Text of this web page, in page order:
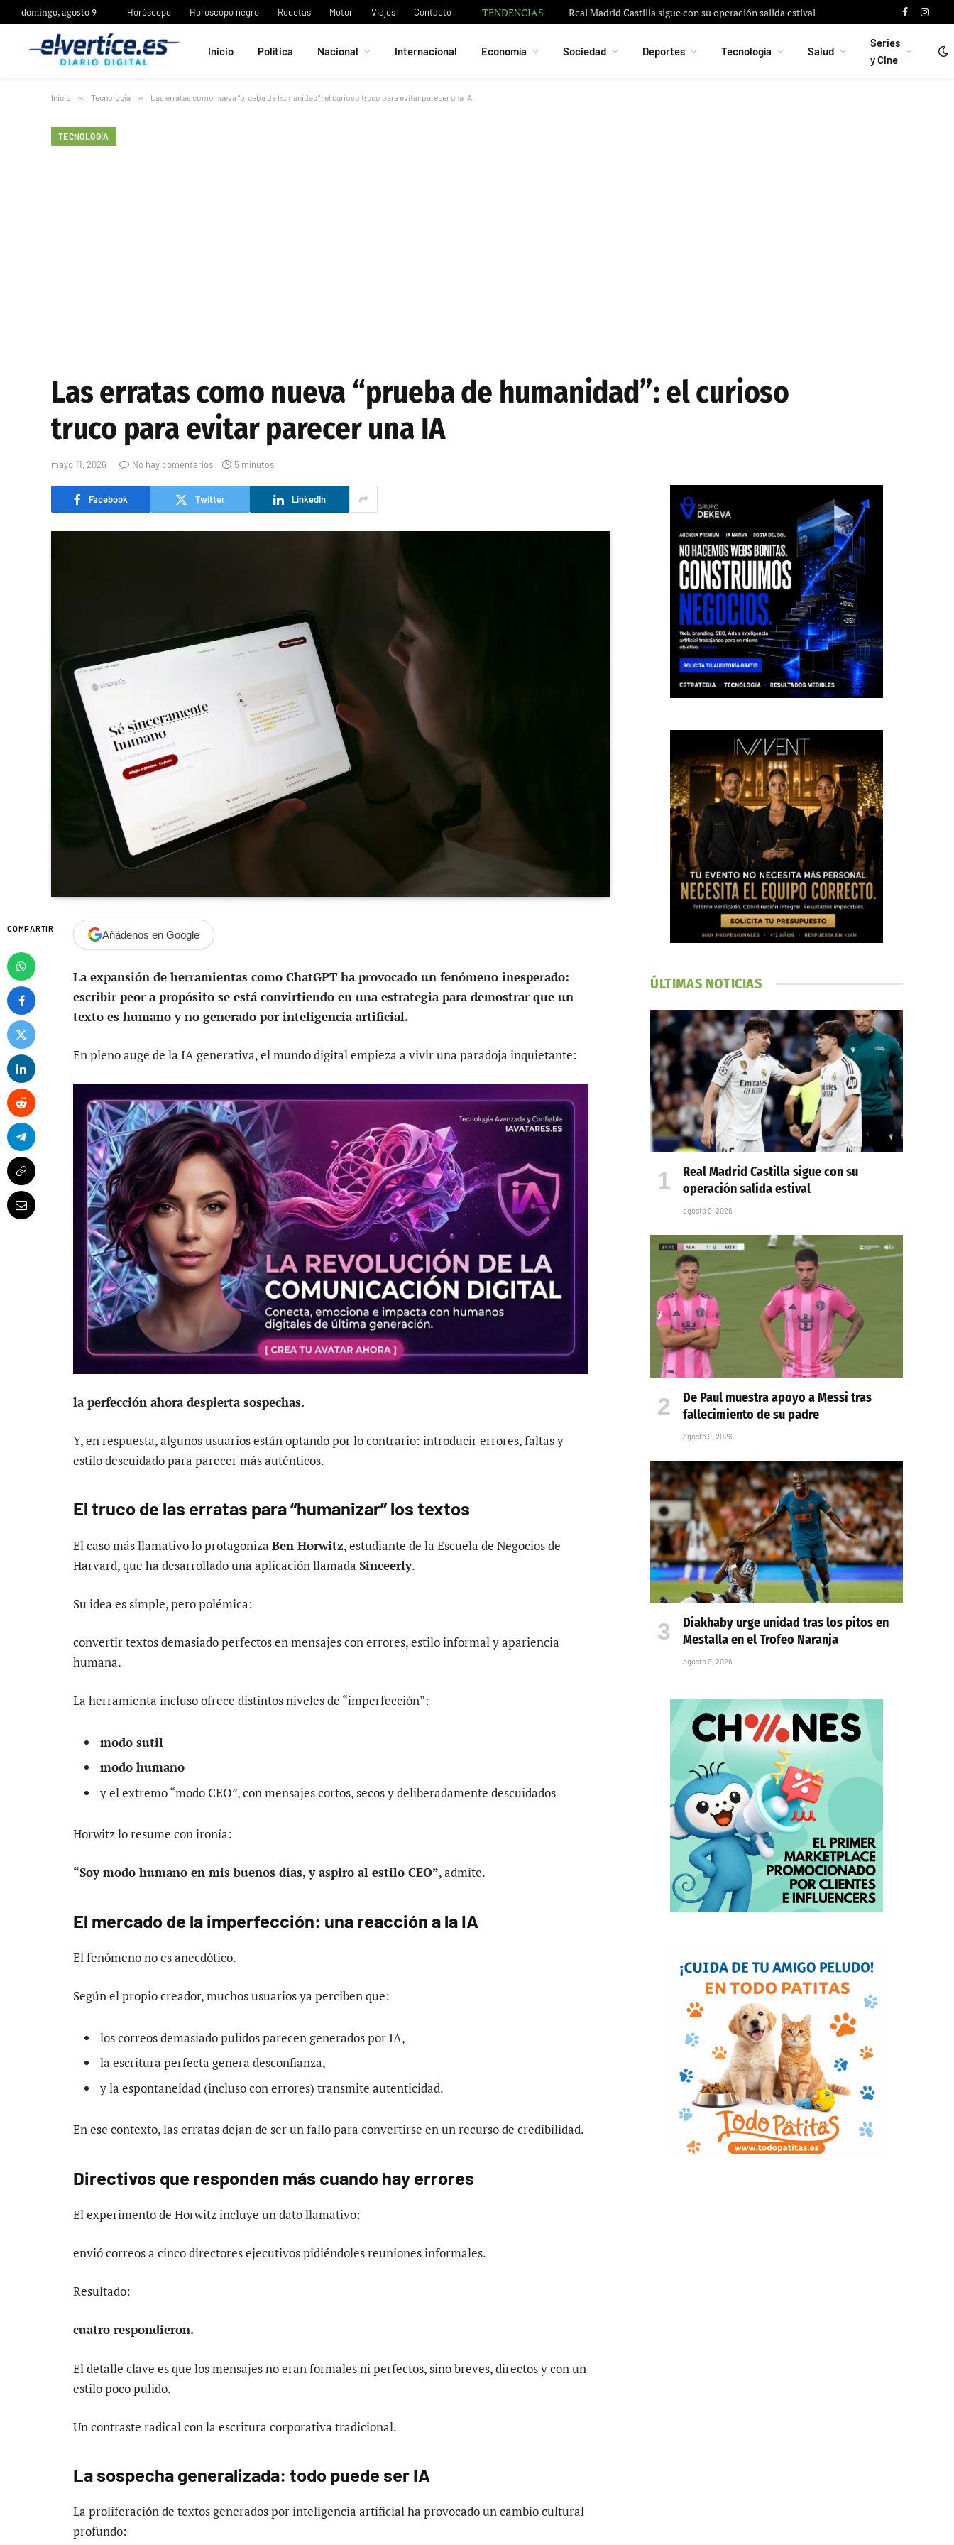
domingo, agosto 9 Horóscopo Horóscopo negro Recetas Motor Viajes Contacto TENDENCIAS De Paul muestra apoyo a Messi tras fallecimiento de su padre Facebook
Inicio Política Nacional Internacional Economía Sociedad Deportes Tecnología Salud
Series
y Cine
Inicio » Tecnología » Las erratas como nueva “prueba de humanidad”: el curioso truco para evitar parecer una IA
TECNOLOGÍA
Las erratas como nueva “prueba de humanidad”: el curioso
truco para evitar parecer una IA
mayo 11, 2026 No hay comentarios 5 minutos
Facebook Twitter LinkedIn
COMPARTIR Añádenos en Google
La expansión de herramientas como ChatGPT ha provocado un fenómeno inesperado:
escribir peor a propósito se está convirtiendo en una estrategia para demostrar que un
texto es humano y no generado por inteligencia artificial.
En pleno auge de la IA generativa, el mundo digital empieza a vivir una paradoja inquietante:
la perfección ahora despierta sospechas.
Y, en respuesta, algunos usuarios están optando por lo contrario: introducir errores, faltas y
estilo descuidado para parecer más auténticos.
El truco de las erratas para “humanizar” los textos
El caso más llamativo lo protagoniza Ben Horwitz, estudiante de la Escuela de Negocios de
Harvard, que ha desarrollado una aplicación llamada Sinceerly.
Su idea es simple, pero polémica:
convertir textos demasiado perfectos en mensajes con errores, estilo informal y apariencia
humana.
La herramienta incluso ofrece distintos niveles de “imperfección”:
modo sutil
modo humano
y el extremo “modo CEO”, con mensajes cortos, secos y deliberadamente descuidados
Horwitz lo resume con ironía:
“Soy modo humano en mis buenos días, y aspiro al estilo CEO”, admite.
El mercado de la imperfección: una reacción a la IA
El fenómeno no es anecdótico.
Según el propio creador, muchos usuarios ya perciben que:
los correos demasiado pulidos parecen generados por IA,
la escritura perfecta genera desconfianza,
y la espontaneidad (incluso con errores) transmite autenticidad.
En ese contexto, las erratas dejan de ser un fallo para convertirse en un recurso de credibilidad.
Directivos que responden más cuando hay errores
El experimento de Horwitz incluye un dato llamativo:
envió correos a cinco directores ejecutivos pidiéndoles reuniones informales.
Resultado:
cuatro respondieron.
El detalle clave es que los mensajes no eran formales ni perfectos, sino breves, directos y con un
estilo poco pulido.
Un contraste radical con la escritura corporativa tradicional.
La sospecha generalizada: todo puede ser IA
La proliferación de textos generados por inteligencia artificial ha provocado un cambio cultural
profundo:
ÚLTIMAS NOTICIAS
Real Madrid Castilla sigue con su
operación salida estival
agosto 9, 2026
De Paul muestra apoyo a Messi tras
fallecimiento de su padre
agosto 9, 2026
Diakhaby urge unidad tras los pitos en
Mestalla en el Trofeo Naranja
agosto 9, 2026